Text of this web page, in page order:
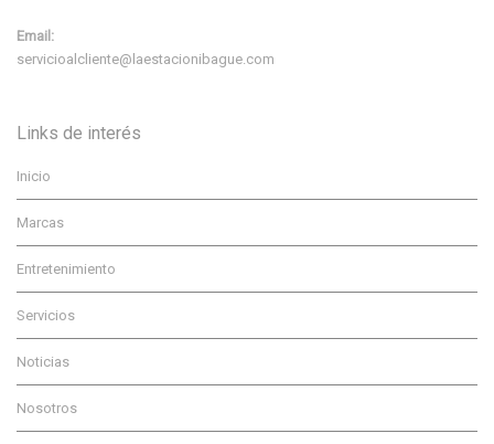
Email:
servicioalcliente@laestacionibague.com
Links de interés
Inicio
Marcas
Entretenimiento
Servicios
Noticias
Nosotros